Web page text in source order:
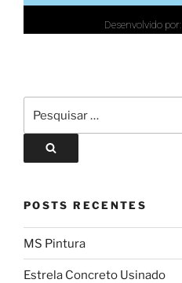
Desenvolvido por:
POSTS RECENTES
MS Pintura
Estrela Concreto Usinado